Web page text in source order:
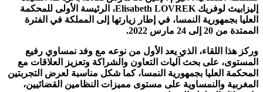
إليزابيث لوفريك Elisabeth LOVREK، الرئيسة الأولى للمحكمة
العليا بجمهورية النمسا، في إطار زيارتها إلى المملكة في الفترة
الممتدة من 20 إلى 24 مارس 2022.
وركز هذا اللقاء، الذي يعد الأول من نوعه مع وفد نمساوي رفيع
المستوى، على بحث آليات التعاون والشراكة وتعزيز العلاقات مع
المحكمة العليا بجمهورية النمسا، كما شكل مناسبة لعرض التجربتين
المغربية والنمساوية على مستوى مميزات النظامين القضائيين،